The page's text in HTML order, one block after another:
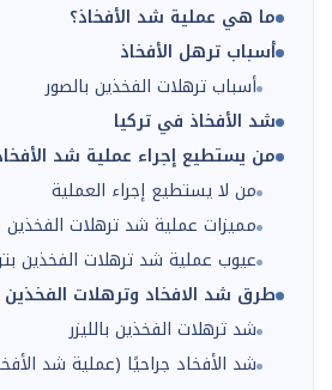
ما هي عملية شد الأفخاذ؟
أسباب ترهل الأفخاذ
أسباب ترهلات الفخذين بالصور
شد الأفخاذ في تركيا
من يستطيع إجراء عملية شد
من لا يستطيع إجراء العملية
مميزات عملية شد ترهلات الفخذين
عيوب عملية شد ترهلات الفخذين
طرق شد الافخاد وترهلات الفخذين
شد ترهلات الفخذين بالليزر
شد الأفخاد جراحيًا (عملية شد